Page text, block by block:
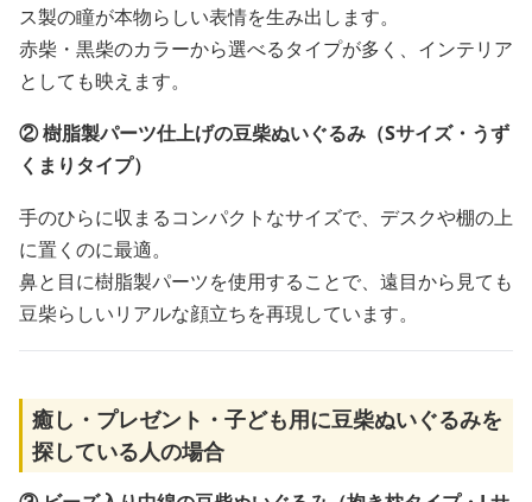
ス製の瞳が本物らしい表情を生み出します。
赤柴・黒柴のカラーから選べるタイプが多く、インテリア
としても映えます。
② 樹脂製パーツ仕上げの豆柴ぬいぐるみ（Sサイズ・うず
くまりタイプ）
手のひらに収まるコンパクトなサイズで、デスクや棚の上
に置くのに最適。
鼻と目に樹脂製パーツを使用することで、遠目から見ても
豆柴らしいリアルな顔立ちを再現しています。
癒し・プレゼント・子ども用に豆柴ぬいぐるみを
探している人の場合